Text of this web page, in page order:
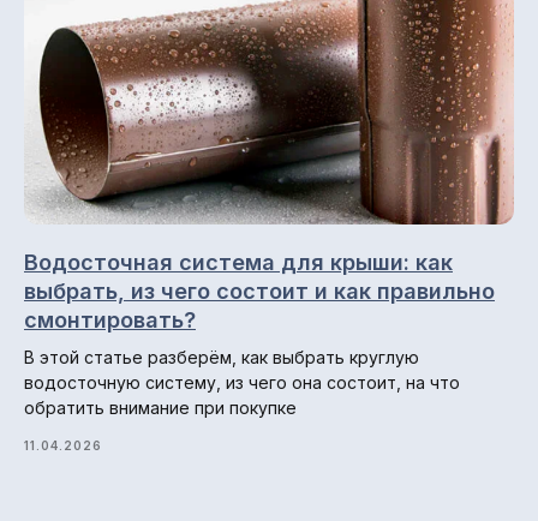
Водосточная система для крыши: как
выбрать, из чего состоит и как правильно
смонтировать?
В этой статье разберём, как выбрать круглую
водосточную систему, из чего она состоит, на что
обратить внимание при покупке
11.04.2026
Навигация по сайту
Главная
О компании
Гарантии и возврат
Доставка и оплата
Отзывы
Блог